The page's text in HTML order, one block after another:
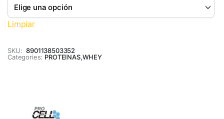
Limpiar
SKU: 8901138503352
Categories: PROTEINAS,WHEY